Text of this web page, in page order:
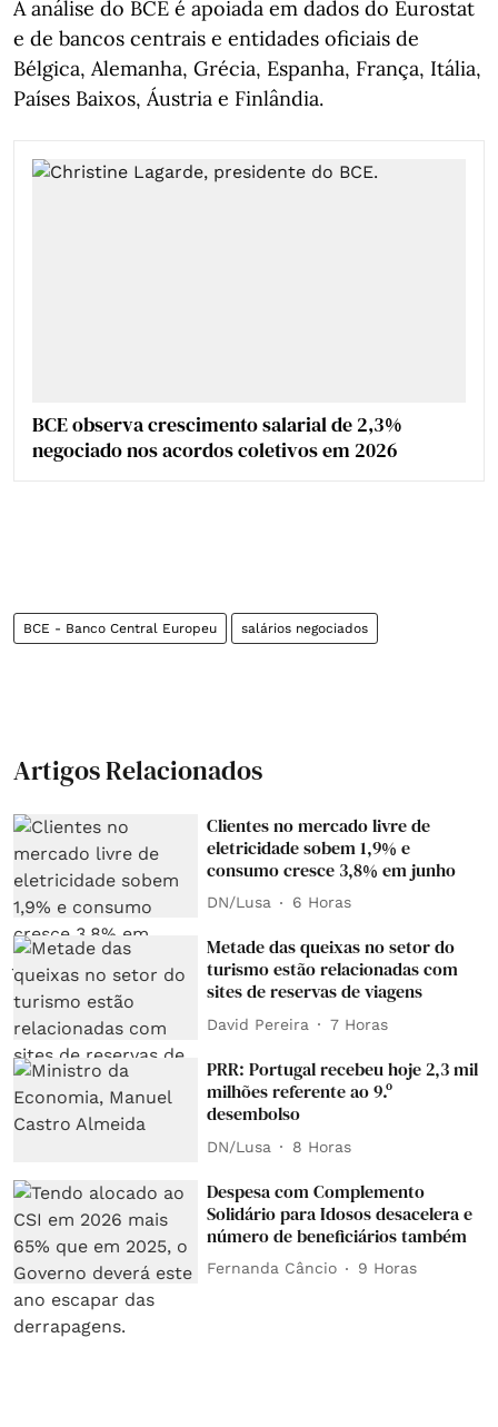
A análise do BCE é apoiada em dados do Eurostat
e de bancos centrais e entidades oficiais de
Bélgica, Alemanha, Grécia, Espanha, França, Itália,
Países Baixos, Áustria e Finlândia.
BCE observa crescimento salarial de 2,3%
negociado nos acordos coletivos em 2026
BCE - Banco Central Europeu salários negociados
Artigos Relacionados
Clientes no mercado livre de
eletricidade sobem 1,9% e
consumo cresce 3,8% em junho
DN/Lusa 6 Horas
Metade das queixas no setor do
turismo estão relacionadas com
sites de reservas de viagens
David Pereira 7 Horas
PRR: Portugal recebeu hoje 2,3 mil
milhões referente ao 9.º
desembolso
DN/Lusa 8 Horas
Despesa com Complemento
Solidário para Idosos desacelera e
número de beneficiários também
Fernanda Câncio 9 Horas